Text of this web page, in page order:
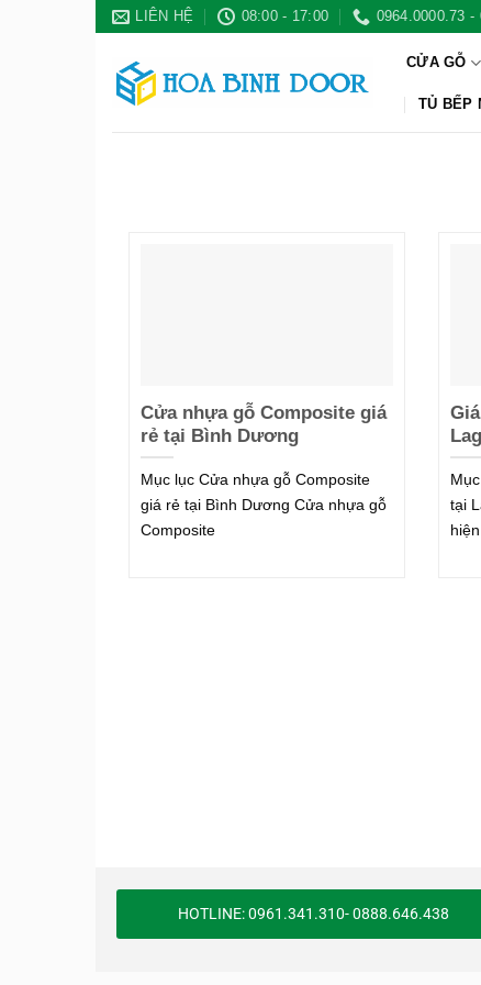
Bỏ
dung
LIÊN HỆ 08:00 - 17:00 0964.0000.73 -
CỬA GỖ
TỦ BẾP
Cửa nhựa gỗ Composite giá
rẻ tại Bình Dương
Mục lục Cửa nhựa gỗ Composite
giá rẻ tại Bình Dương Cửa nhựa gỗ
Composite
tại
hiện
HOTLINE: 0961.341.310- 0888.646.438